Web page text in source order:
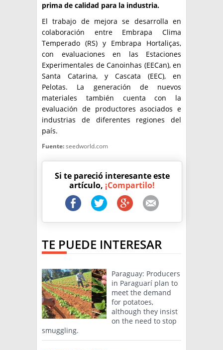
prima de calidad para la industria.
El trabajo de mejora se desarrolla en
colaboración entre Embrapa Clima
Temperado (RS) y Embrapa Hortaliças,
con evaluaciones en las Estaciones
Experimentales de Canoinhas (EECan), en
Santa Catarina, y Cascata (EEC), en
Pelotas. La generación de nuevos
materiales también cuenta con la
evaluación de productores asociados e
industrias de diferentes regiones del
país.
Fuente:seedworld.com
Si te pareció interesante este
artículo, ¡Compartilo!
TE PUEDE INTERESAR
Paraguay: Producers
in Paraguarí plan to
meet the demand
for potatoes,
although they insist
on the need to stop
smuggling.